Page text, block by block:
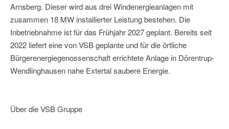
Arnsberg. Dieser wird aus drei Windenergieanlagen mit
zusammen 18 MW installierter Leistung bestehen. Die
Inbetriebnahme ist für das Frühjahr 2027 geplant. Bereits seit
2022 liefert eine von VSB geplante und für die örtliche
Bürgerenergiegenossenschaft errichtete Anlage in Dörentrup-
Wendlinghausen nahe Extertal saubere Energie.
Über die VSB Gruppe